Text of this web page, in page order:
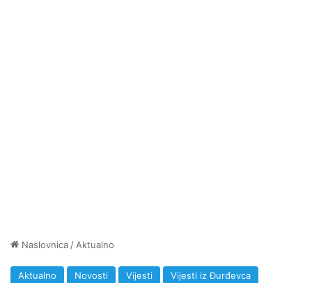
Naslovnica / Aktualno
Aktualno Novosti Vijesti Vijesti iz Đurđevca